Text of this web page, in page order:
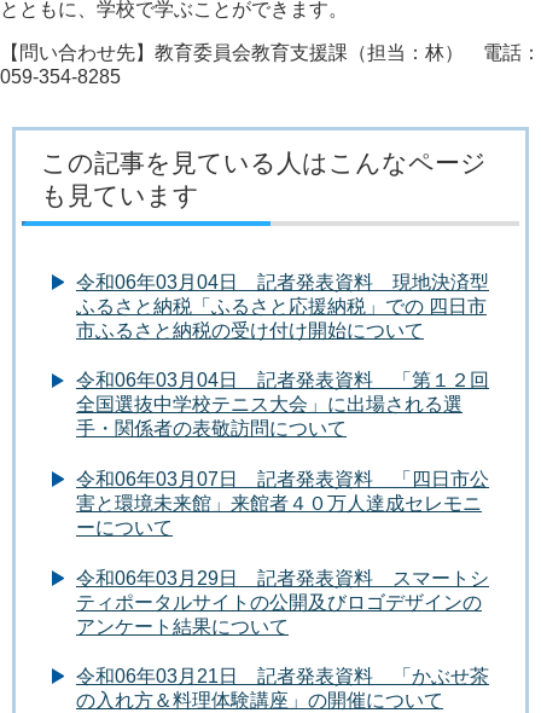
とともに、学校で学ぶことができます。
【問い合わせ先】教育委員会教育支援課（担当：林） 電話：
059-354-8285
この記事を見ている人はこんなページ
も見ています
令和06年03月04日 記者発表資料 現地決済型
ふるさと納税「ふるさと応援納税」での 四日市
市ふるさと納税の受け付け開始について
令和06年03月04日 記者発表資料 「第１２回
全国選抜中学校テニス大会」に出場される選
手・関係者の表敬訪問について
令和06年03月07日 記者発表資料 「四日市公
害と環境未来館」来館者４０万人達成セレモニ
ーについて
令和06年03月29日 記者発表資料 スマートシ
ティポータルサイトの公開及びロゴデザインの
アンケート結果について
令和06年03月21日 記者発表資料 「かぶせ茶
の入れ方＆料理体験講座」の開催について